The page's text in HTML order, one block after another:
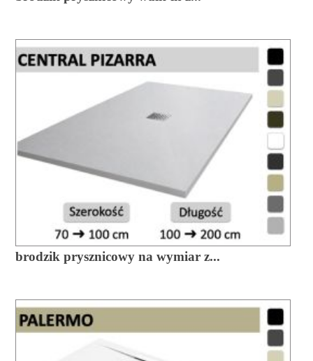
brodzik prysznicowy na wymiar z...